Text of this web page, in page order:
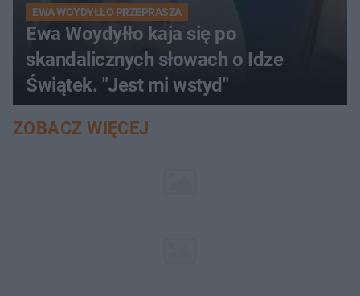
EWA WOYDYŁŁO PRZEPRASZA
Ewa Woydyłło kaja się po
skandalicznych słowach o Idze
Świątek. "Jest mi wstyd"
ZOBACZ WIĘCEJ